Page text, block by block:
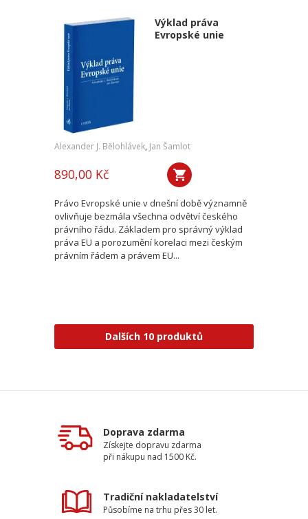
Výklad práva
Evropské unie
Alexander J. Bělohlávek, Jan Šamlot
890,00 Kč
Právo Evropské unie v dnešní době významně
ovlivňuje bezmála všechna odvětví českého
právního řádu. Základem pro správný výklad
práva EU a porozumění korelaci mezi českým
právním řádem a právem EU...
Dalších 10 produktů
Doprava zdarma
Získejte dopravu zdarma
při nákupu nad 1500 Kč.
Tradiční nakladatelství
Působíme na trhu přes 30 let.